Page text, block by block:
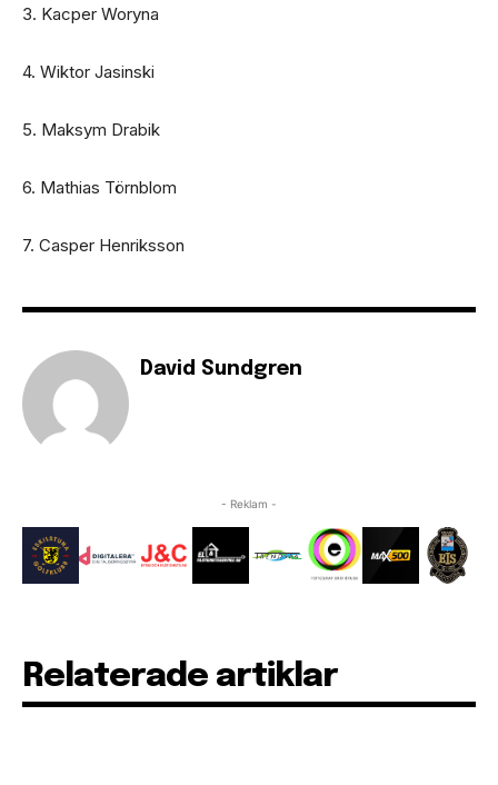
3. Kacper Woryna
4. Wiktor Jasinski
5. Maksym Drabik
6. Mathias Törnblom
7. Casper Henriksson
David Sundgren
- Reklam -
Relaterade artiklar